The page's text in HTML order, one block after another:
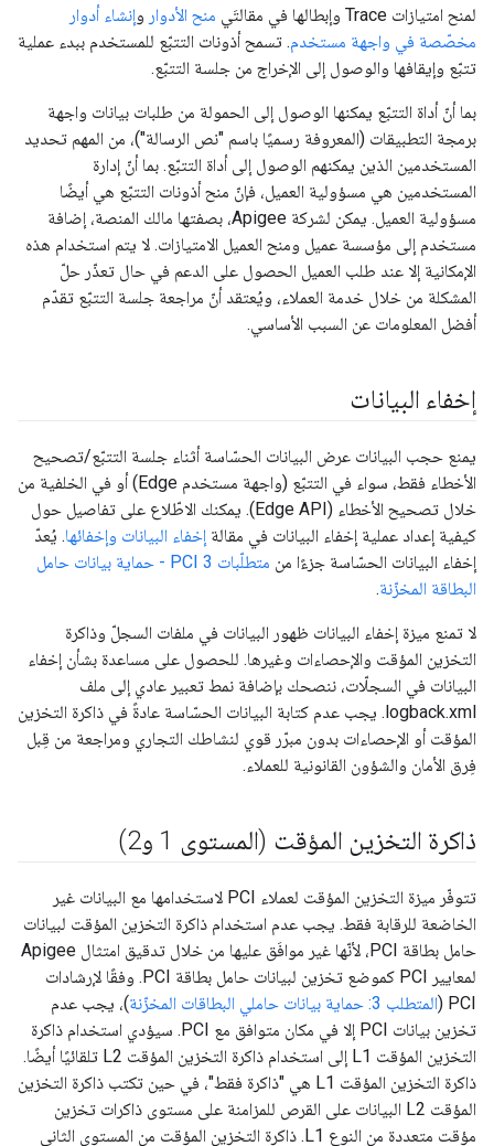
لمنح امتيازات Trace وإبطالها في مقالتَي
منح الأدوار وإنشاء أدوار
مخصّصة في واجهة مستخدم. تسمح أذونات التتبّع للمستخدم ببدء عملية
تتبّع وإيقافها والوصول إلى الإخراج من جلسة التتبّع.
بما أنّ أداة التتبّع يمكنها الوصول إلى الحمولة من طلبات بيانات واجهة
برمجة التطبيقات (المعروفة رسميًا باسم "نص الرسالة")، من المهم تحديد
المستخدمين الذين يمكنهم الوصول إلى أداة التتبّع. بما أنّ إدارة
المستخدمين هي مسؤولية العميل، فإنّ منح أذونات التتبّع هي أيضًا
مسؤولية العميل. يمكن لشركة Apigee، بصفتها مالك المنصة، إضافة
مستخدم إلى مؤسسة عميل ومنح العميل الامتيازات. لا يتم استخدام هذه
الإمكانية إلا عند طلب العميل الحصول على الدعم في حال تعذّر حلّ
المشكلة من خلال خدمة العملاء، ويُعتقد أنّ مراجعة جلسة التتبّع تقدّم
أفضل المعلومات عن السبب الأساسي.
إخفاء البيانات
يمنع حجب البيانات عرض البيانات الحسّاسة أثناء جلسة التتبّع/تصحيح
الأخطاء فقط، سواء في التتبّع (واجهة مستخدم Edge) أو في الخلفية من
خلال تصحيح الأخطاء (Edge API). يمكنك الاطّلاع على تفاصيل حول
كيفية إعداد عملية إخفاء البيانات في مقالة إخفاء البيانات وإخفائها. يُعدّ
إخفاء البيانات الحسّاسة جزءًا من
متطلّبات PCI 3 - حماية بيانات حامل
البطاقة المخزّنة.
لا تمنع ميزة إخفاء البيانات ظهور البيانات في ملفات السجلّ وذاكرة
التخزين المؤقت والإحصاءات وغيرها. للحصول على مساعدة بشأن إخفاء
البيانات في السجلّات، ننصحك بإضافة نمط تعبير عادي إلى ملف
logback.xml. يجب عدم كتابة البيانات الحسّاسة عادةً في ذاكرة التخزين
المؤقت أو الإحصاءات بدون مبرّر قوي لنشاطك التجاري ومراجعة من قِبل
فِرق الأمان والشؤون القانونية للعملاء.
ذاكرة التخزين المؤقت (المستوى 1 و2)
تتوفّر ميزة التخزين المؤقت لعملاء PCI لاستخدامها مع البيانات غير
الخاضعة للرقابة فقط. يجب عدم استخدام ذاكرة التخزين المؤقت لبيانات
حامل بطاقة PCI، لأنّها غير موافَق عليها من خلال تدقيق امتثال Apigee
لمعايير PCI كموضع تخزين لبيانات حامل بطاقة PCI. وفقًا لإرشادات
PCI ( المتطلب 3: حماية بيانات حاملي البطاقات المخزّنة
)، يجب عدم
تخزين بيانات PCI إلا في مكان متوافق مع PCI. سيؤدي استخدام ذاكرة
التخزين المؤقت L1 إلى استخدام ذاكرة التخزين المؤقت L2 تلقائيًا أيضًا.
ذاكرة التخزين المؤقت L1 هي "ذاكرة فقط"، في حين تكتب ذاكرة التخزين
المؤقت L2 البيانات على القرص للمزامنة على مستوى ذاكرات تخزين
مؤقت متعددة من النوع L1. ذاكرة التخزين المؤقت من المستوى الثاني